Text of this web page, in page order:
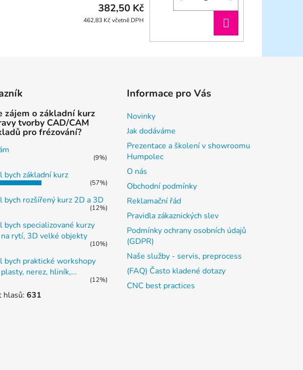
382,50 Kč
462,83 Kč včetně DPH
KOŠÍKU
zájem o základní kurz
tvorby CAD/CAM
pro frézování?
(9%)
bych základní kurz
(57%)
bych rozšířený kurz 2D a 3D
(12%)
bych specializované kurzy
na rytí, 3D velké objekty
(10%)
bych praktické workshopy
nerez, hliník,...
(12%)
hlasů: 631
Informace pro Vás
Novinky
Jak dodáváme
Prezentace a školení v showroomu
Humpolec
O nás
Obchodní podmínky
Reklamační řád
Pravidla zákaznických slev
Podmínky ochrany osobních údajů
(GDPR)
Naše služby - servis, preprocess
(FAQ) Často kladené dotazy
CNC best practices